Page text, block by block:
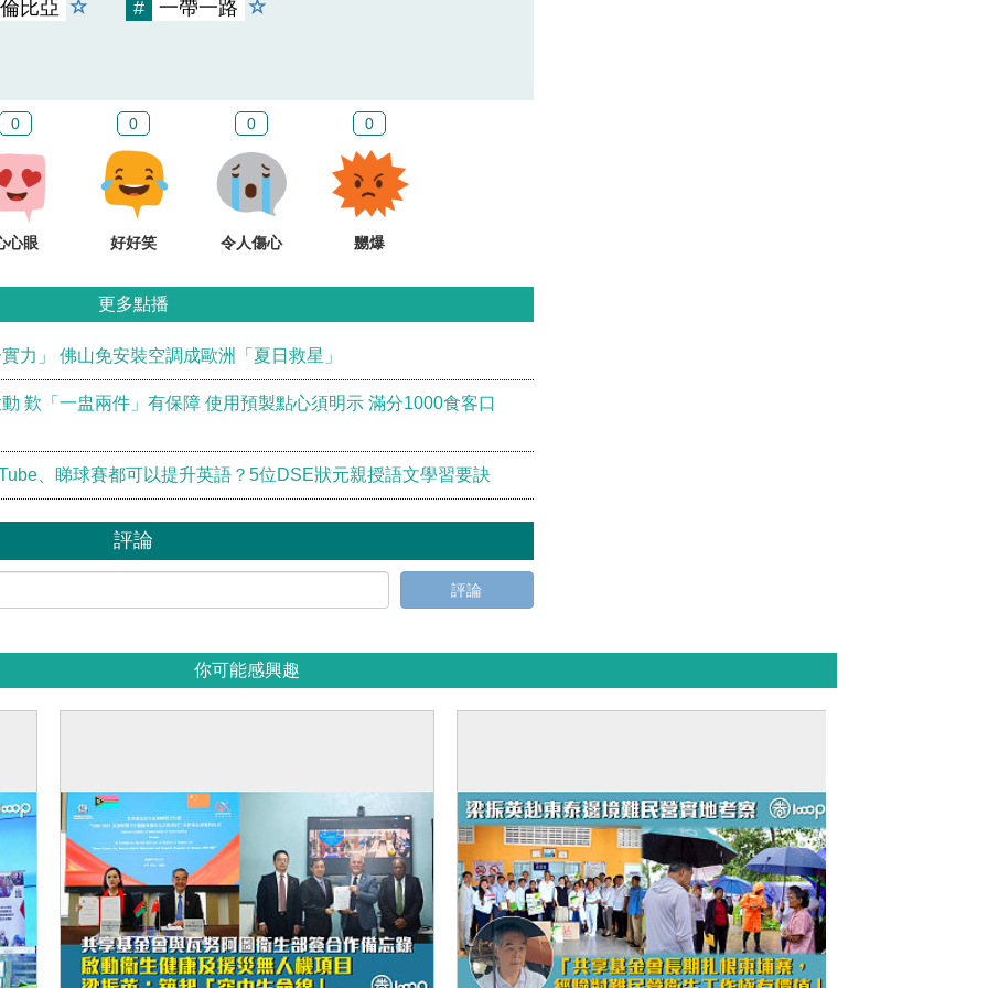
比亞 # 一帶一路
0
心眼
0
好好笑
0
令人傷心
0
嬲爆
更多點播
力」 佛山免安裝空調成歐洲「夏日救星」
歎「一盅兩件」有保障 使用預製點心須明示 滿分1000食客口
、睇球賽都可以提升英語？5位DSE狀元親授語文學習要訣
評論
評論
你可能感興趣